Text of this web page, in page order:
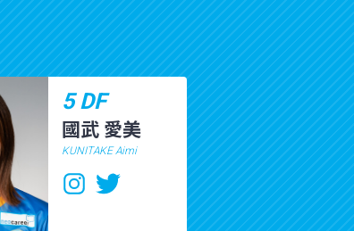
5 DF
國武 愛美
KUNITAKE Aimi